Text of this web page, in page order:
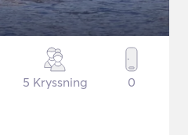
5 Kryssning 0